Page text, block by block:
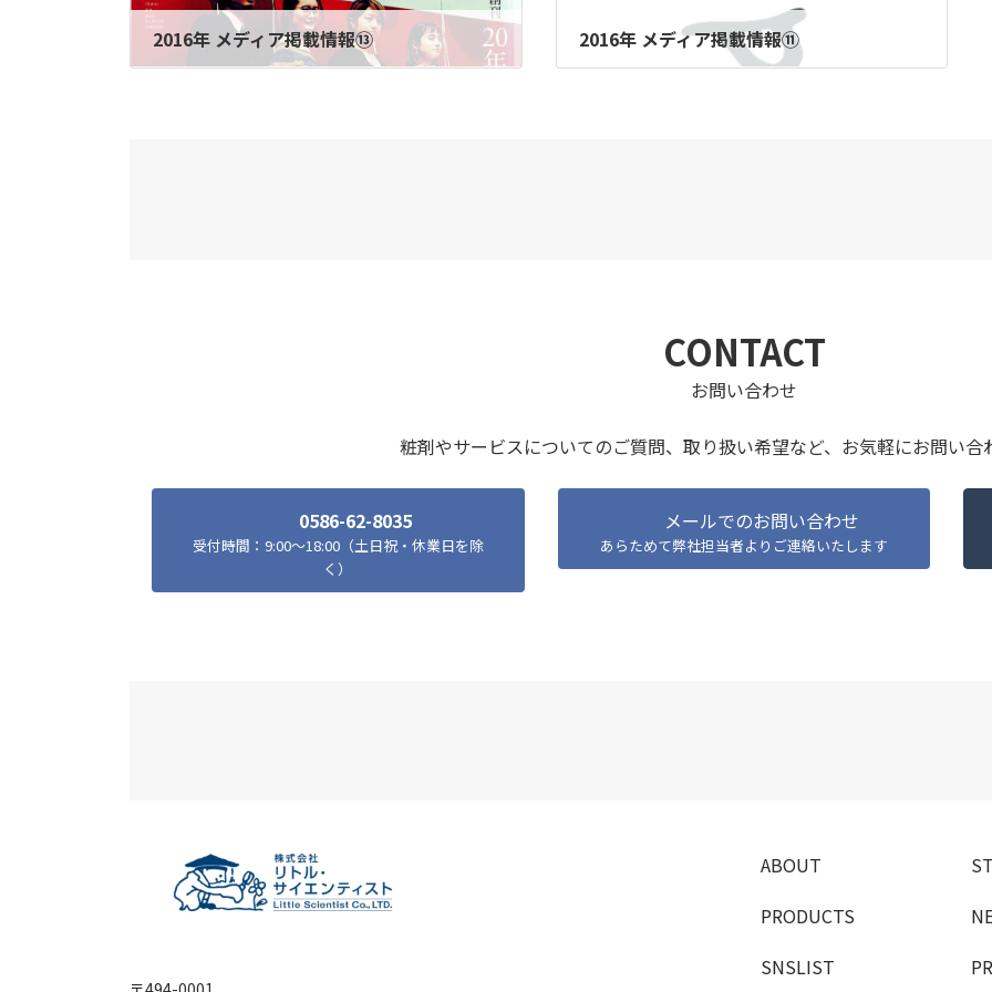
2016年 メディア掲載情報⑬ 2016年 メディア掲載情報⑪
CONTACT
お問い合わせ
粧剤やサービスについてのご質問、取り扱い希望など、 お気軽にお問い合
0586-62-8035
受付時間：9:00～18:00（土日祝・休業日を除
く）
メールでのお問い合わせ
あらためて弊社担当者よりご連絡いたします
ABOUT
PRODUCTS
SNSLIST
ST